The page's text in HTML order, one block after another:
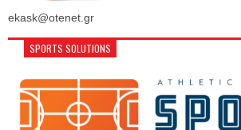
ekask@otenet.gr
SPORTS SOLUTIONS